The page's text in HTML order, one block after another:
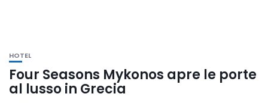
HOTEL
Four Seasons Mykonos apre le porte
al lusso in Grecia